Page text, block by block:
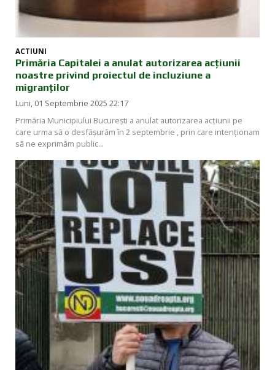
ACTIUNI
Primăria Capitalei a anulat autorizarea acțiunii
noastre privind proiectul de incluziune a
migranților
Luni, 01 Septembrie 2025 22:17
Primăria Municipiului București a anulat autorizarea acțiunii pe
care urma să o desfășurăm în 2 septembrie , prin care intenționam
să ne exprimăm public...